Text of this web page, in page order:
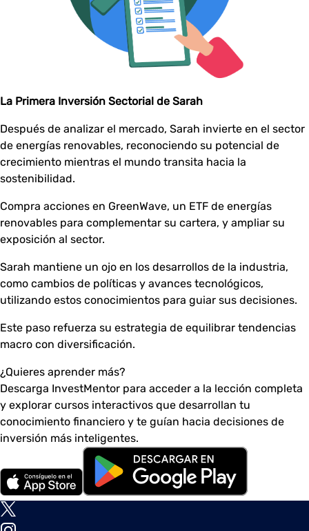
La Primera Inversión Sectorial de Sarah
Después de analizar el mercado, Sarah invierte en el sector
de energías renovables, reconociendo su potencial de
crecimiento mientras el mundo transita hacia la
sostenibilidad.
Compra acciones en GreenWave, un ETF de energías
renovables para complementar su cartera, y ampliar su
exposición al sector.
Sarah mantiene un ojo en los desarrollos de la industria,
como cambios de políticas y avances tecnológicos,
utilizando estos conocimientos para guiar sus decisiones.
Este paso refuerza su estrategia de equilibrar tendencias
macro con diversificación.
¿Quieres aprender más?
Descarga InvestMentor para acceder a la lección completa
y explorar cursos interactivos que desarrollan tu
conocimiento financiero y te guían hacia decisiones de
inversión más inteligentes.